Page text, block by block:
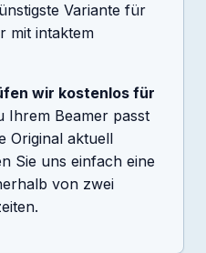
Variante für
mit intaktem
wir kostenlos für
Ihrem Beamer passt
Original aktuell
Sie uns einfach eine
von zwei